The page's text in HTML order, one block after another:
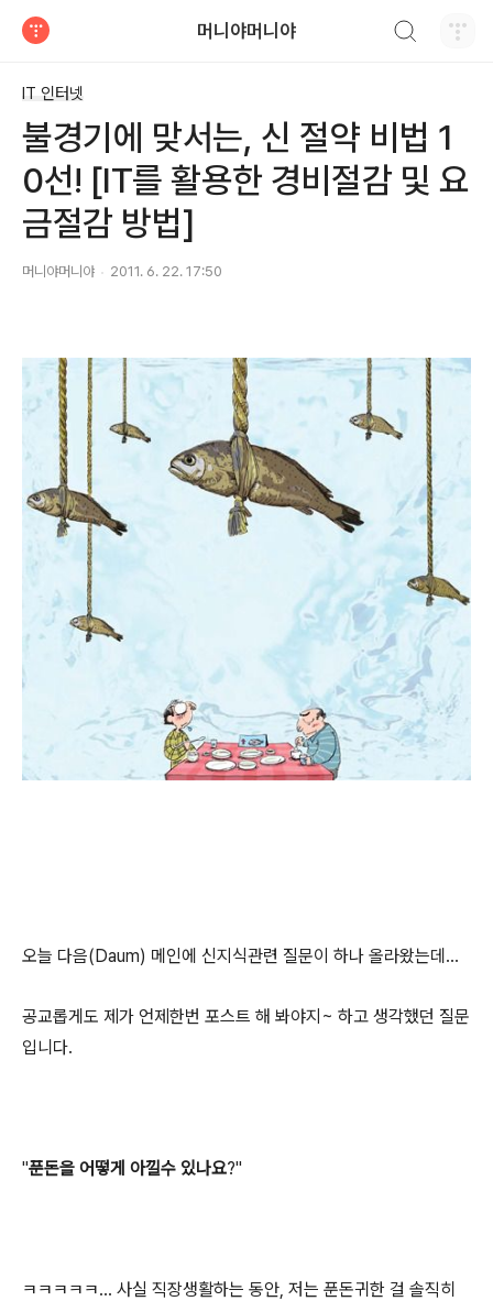
머니야머니야
IT 인터넷
불경기에 맞서는, 신 절약 비법 1
0선! [IT를 활용한 경비절감 및 요
금절감 방법]
머니야머니야 2011. 6. 22. 17:50
오늘 다음(Daum) 메인에 신지식관련 질문이 하나 올라왔는데...
공교롭게도 제가 언제한번 포스트 해 봐야지~ 하고 생각했던 질문
입니다.
"푼돈을 어떻게 아낄수 있나요?"
ㅋㅋㅋㅋㅋ... 사실 직장생활하는 동안, 저는 푼돈귀한 걸 솔직히